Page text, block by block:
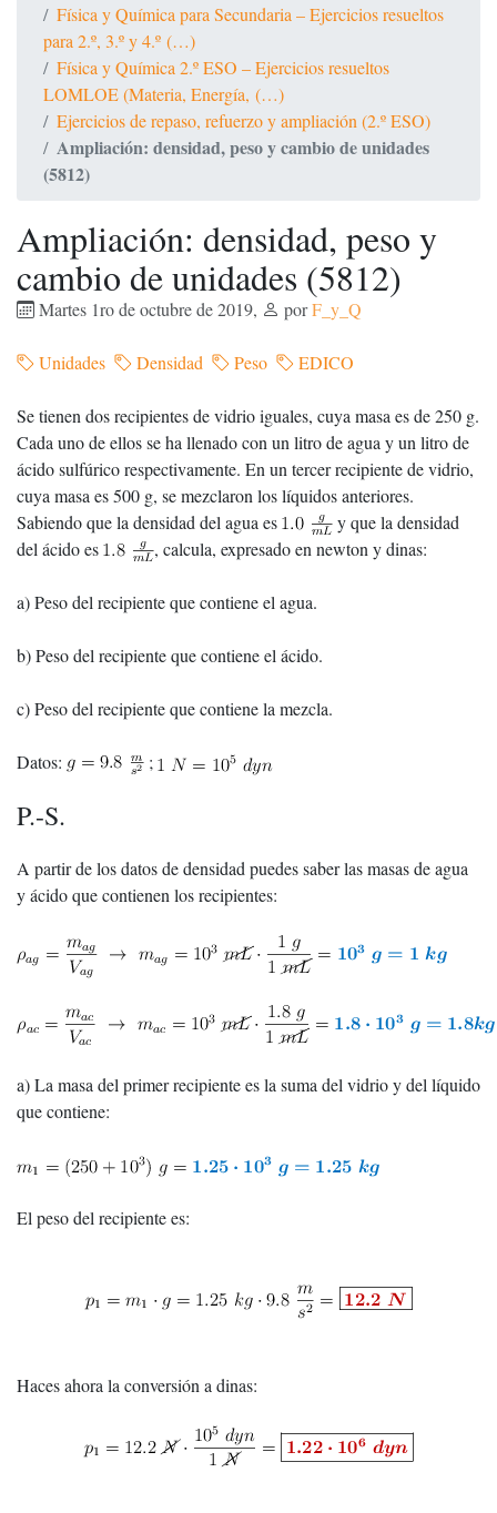
Física y Química para Secundaria – Ejercicios resueltos
para 2.º, 3.º y 4.º (…)
Física y Química 2.º ESO – Ejercicios resueltos
LOMLOE (Materia, Energía, (…)
Ejercicios de repaso, refuerzo y ampliación (2.º ESO)
Ampliación: densidad, peso y cambio de unidades
(5812)
Ampliación: densidad, peso y
cambio de unidades (5812)
Martes 1ro de octubre de 2019, porF_y_Q
Unidades Densidad Peso EDICO
Se tienen dos recipientes de vidrio iguales, cuya masa es de 250 g.
Cada uno de ellos se ha llenado con un litro de agua y un litro de
ácido sulfúrico respectivamente. En un tercer recipiente de vidrio,
cuya masa es 500 g, se mezclaron los líquidos anteriores.
Sabiendo que la densidad del agua es
y que la densidad
del ácido es
, calcula, expresado en newton y dinas:
a) Peso del recipiente que contiene el agua.
b) Peso del recipiente que contiene el ácido.
c) Peso del recipiente que contiene la mezcla.
Datos: ;
P.-S.
A partir de los datos de densidad puedes saber las masas de agua
y ácido que contienen los recipientes:
a) La masa del primer recipiente es la suma del vidrio y del líquido
que contiene:
El peso del recipiente es:
Haces ahora la conversión a dinas: